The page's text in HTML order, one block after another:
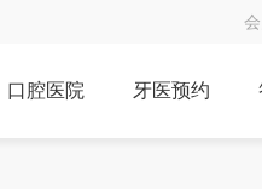
口腔医院 牙医预约